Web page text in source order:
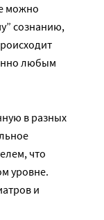
можно
сознанию,
любым
в разных
что
уровне.
и